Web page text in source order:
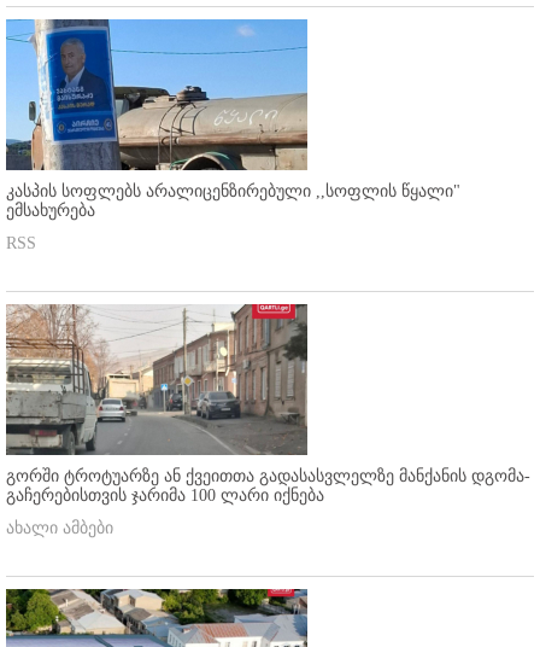
კასპის სოფლებს არალიცენზირებული ,,სოფლის წყალი"
ემსახურება
RSS
გორში ტროტუარზე ან ქვეითთა გადასასვლელზე მანქანის დგომა-
გაჩერებისთვის ჯარიმა 100 ლარი იქნება
ახალი ამბები